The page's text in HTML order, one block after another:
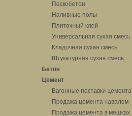
Пескобетон
Наливные полы
Плиточный клей
Универсальная сухая смесь
Кладочная сухая смесь
Штукатурная сухая смесь
Бетон
Цемент
Вагонные поставки цемента
Продажа цемента навалом
Продажа цемента в мешках